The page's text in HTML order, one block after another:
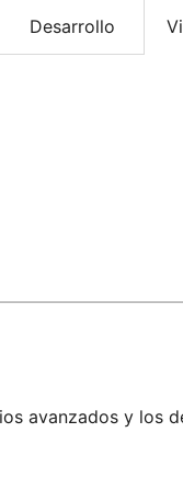
Desarrollo
avanzados y los